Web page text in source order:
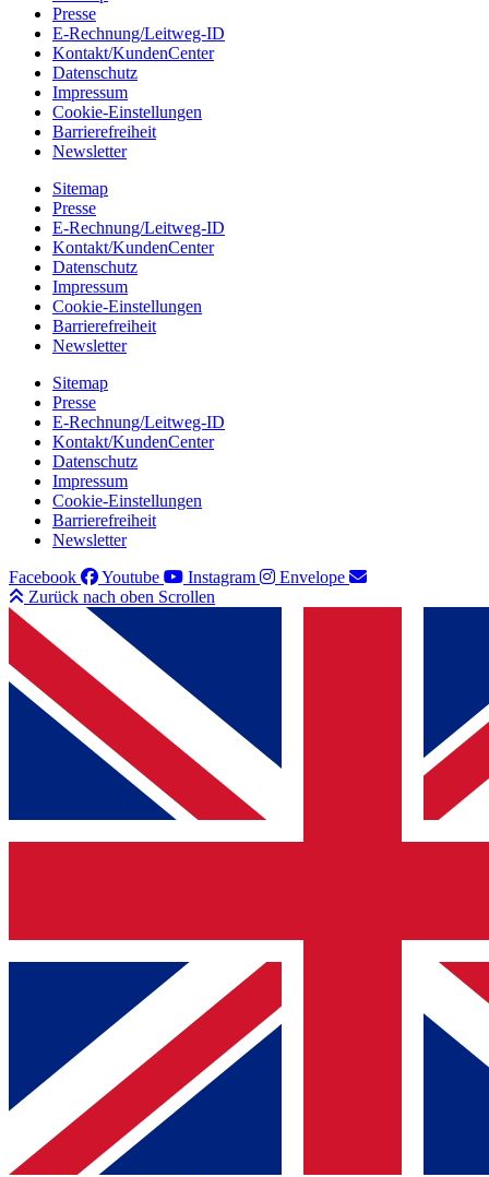
Presse
E-Rechnung/Leitweg-ID
Kontakt/KundenCenter
Datenschutz
Impressum
Cookie-Einstellungen
Barrierefreiheit
Newsletter
Sitemap
Presse
E-Rechnung/Leitweg-ID
Kontakt/KundenCenter
Datenschutz
Impressum
Cookie-Einstellungen
Barrierefreiheit
Newsletter
Sitemap
Presse
E-Rechnung/Leitweg-ID
Kontakt/KundenCenter
Datenschutz
Impressum
Cookie-Einstellungen
Barrierefreiheit
Newsletter
Facebook
Youtube Instagram
Envelope
Zurück nach oben Scrollen